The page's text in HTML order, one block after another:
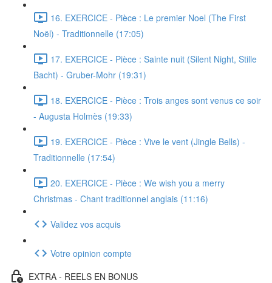
16. EXERCICE - Pièce : Le premier Noel (The First
Noël) - Traditionnelle (17:05)
17. EXERCICE - Pièce : Sainte nuit (Silent Night, Stille
Bacht) - Gruber-Mohr (19:31)
18. EXERCICE - Pièce : Trois anges sont venus ce soir
- Augusta Holmès (19:33)
19. EXERCICE - Pièce : Vive le vent (Jingle Bells) -
Traditionnelle (17:54)
20. EXERCICE - Pièce : We wish you a merry
Christmas - Chant traditionnel anglais (11:16)
Validez vos acquis
Votre opinion compte
EXTRA - REELS EN BONUS